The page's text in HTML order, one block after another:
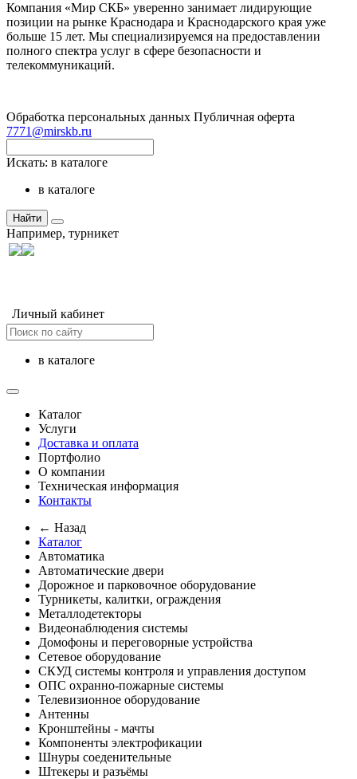
Компания «Мир СКБ» уверенно занимает лидирующие
позиции на рынке Краснодара и Краснодарского края уже
больше 15 лет. Мы специализируемся на предоставлении
полного спектра услуг в сфере безопасности и
телекоммуникаций.
Обработка персональных данных Публичная оферта
7771@mirskb.ru
Искать: в каталоге
в каталоге
Найти
Например, турникет
Личный кабинет
в каталоге
Каталог
Услуги
Доставка и оплата
Портфолио
О компании
Техническая информация
Контакты
← Назад
Каталог
Автоматика
Автоматические двери
Дорожное и парковочное оборудование
Турникеты, калитки, ограждения
Металлодетекторы
Видеонаблюдения cистемы
Домофоны и переговорные устройства
Сетевое оборудование
СКУД системы контроля и управления доступом
ОПС охранно-пожарные системы
Телевизионное оборудование
Антенны
Кронштейны - мачты
Компоненты электрофикации
Шнуры соеденительные
Штекеры и разъёмы